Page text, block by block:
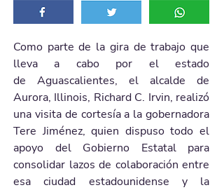
Como parte de la gira de trabajo que
lleva a cabo por el estado
de Aguascalientes, el alcalde de
Aurora, Illinois, Richard C. Irvin, realizó
una visita de cortesía a la gobernadora
Tere Jiménez, quien dispuso todo el
apoyo del Gobierno Estatal para
consolidar lazos de colaboración entre
esa ciudad estadounidense y la